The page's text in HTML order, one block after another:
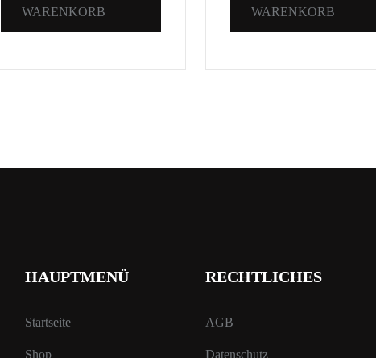
WARENKORB
WARENKORB
HAUPTMENÜ
Startseite
Shop
RECHTLICHES
AGB
Datenschutz